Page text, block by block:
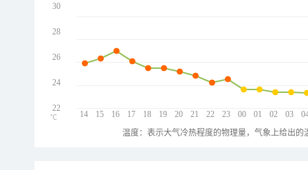
14 15 16 17 18 19 20 21 22 23 00 01 02 03
30
28
26
24
22
℃
温度：表示大气冷热程度的物理量，气象上给出